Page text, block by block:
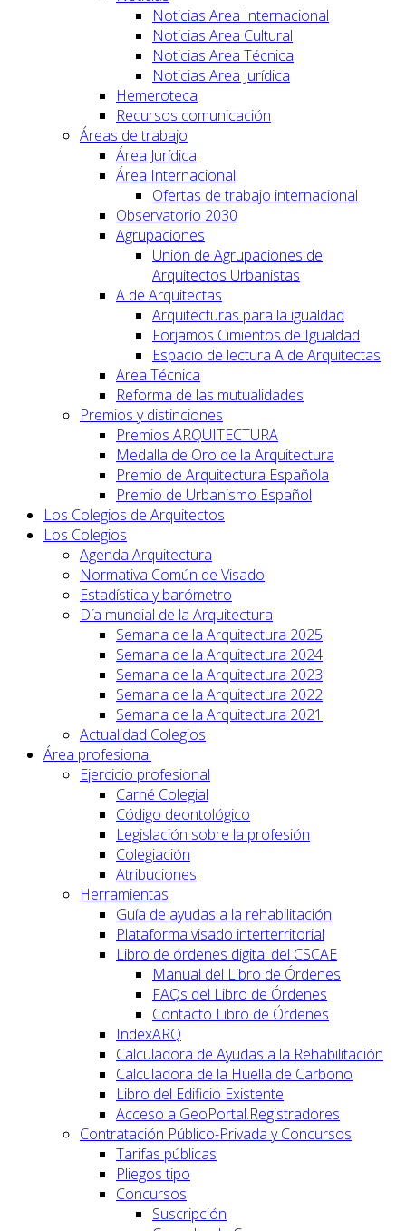
Noticias Area Internacional
Noticias Area Cultural
Noticias Area Técnica
Noticias Area Jurídica
Hemeroteca
Recursos comunicación
Áreas de trabajo
Área Jurídica
Área Internacional
Ofertas de trabajo internacional
Observatorio 2030
Agrupaciones
Unión de Agrupaciones de
Arquitectos Urbanistas
A de Arquitectas
Arquitecturas para la igualdad
Forjamos Cimientos de Igualdad
Espacio de lectura A de Arquitectas
Area Técnica
Reforma de las mutualidades
Premios y distinciones
Premios ARQUITECTURA
Medalla de Oro de la Arquitectura
Premio de Arquitectura Española
Premio de Urbanismo Español
Los Colegios de Arquitectos
Los Colegios
Agenda Arquitectura
Normativa Común de Visado
Estadística y barómetro
Día mundial de la Arquitectura
Semana de la Arquitectura 2025
Semana de la Arquitectura 2024
Semana de la Arquitectura 2023
Semana de la Arquitectura 2022
Semana de la Arquitectura 2021
Actualidad Colegios
Área profesional
Ejercicio profesional
Carné Colegial
Código deontológico
Legislación sobre la profesión
Colegiación
Atribuciones
Herramientas
Guía de ayudas a la rehabilitación
Plataforma visado interterritorial
Libro de órdenes digital del CSCAE
Manual del Libro de Órdenes
FAQs del Libro de Órdenes
Contacto Libro de Órdenes
IndexARQ
Calculadora de Ayudas a la Rehabilitación
Calculadora de la Huella de Carbono
Libro del Edificio Existente
Acceso a GeoPortal.Registradores
Contratación Público-Privada y Concursos
Tarifas públicas
Pliegos tipo
Concursos
Suscripción